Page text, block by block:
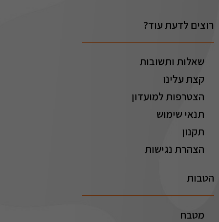
רוצים לדעת עוד?
שאלות ותשובות
קצת עלינו
הצטרפות למועדון
תנאי שימוש
תקנון
הצהרת נגישות
הטבות
מטבח